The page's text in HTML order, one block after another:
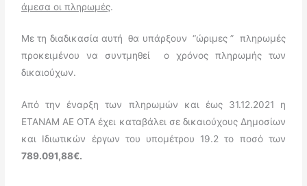
άμεσα οι πληρωμές.
Με τη διαδικασία αυτή θα υπάρξουν “ώριμες ” πληρωμές
προκειμένου να συντμηθεί o χρόνος πληρωμής των
δικαιούχων.
Από την έναρξη των πληρωμών και έως 31.12.2021 η
ΕΤΑΝΑΜ ΑΕ ΟΤΑ έχει καταβάλει σε δικαιούχους Δημοσίων
και Ιδιωτικών έργων του υπομέτρου 19.2 το ποσό των
789.091,88€.